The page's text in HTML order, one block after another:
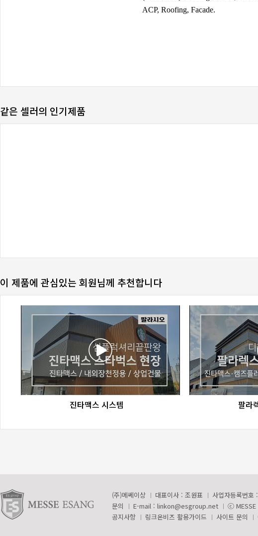
같은 셀러의 인기제품
이 제품에 관심있는 회원님께 추천합니다
favorite_border share
진타맥스 시스템 팔라
(주)메쎄이상 대표이사 : 조원표 사업자등록번
문의
E-mail : linkon@esgroup.net
ⓒ MESSE
공지사항
링크온비즈 활용가이드 사이트 문의